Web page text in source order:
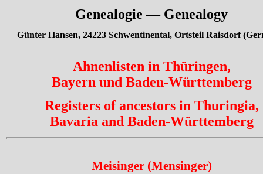
Genealogie — Genealogy
Günter Hansen, 24223 Schwentinental, Ortsteil Raisdorf
Ahnenlisten in Thüringen,
Bayern und Baden-Württemberg
Registers of ancestors in Thuringia,
Bavaria and Baden-Württemberg
Meisinger (Mensinger)